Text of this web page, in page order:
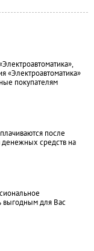
«Электроавтоматика»
покупателям
после
средств на
выгодным для Вас